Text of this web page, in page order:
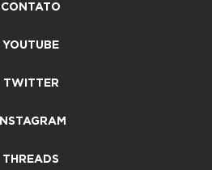
CONTATO
YOUTUBE
TWITTER
INSTAGRAM
THREADS